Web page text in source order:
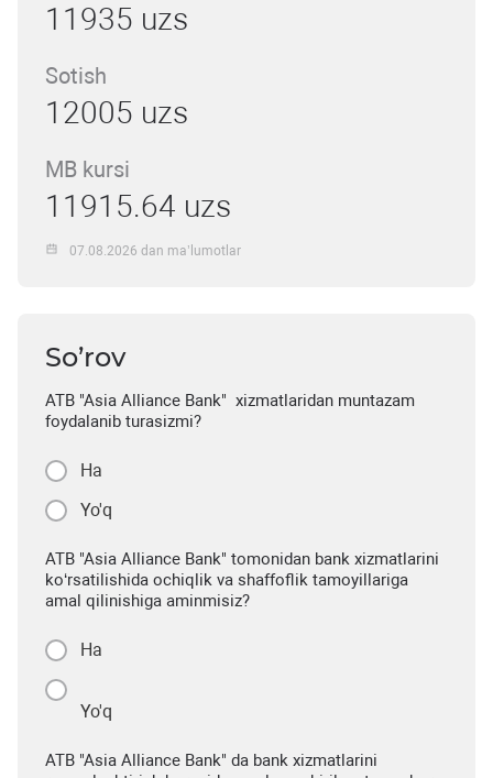
11935 uzs
Sotish
12005 uzs
MB kursi
11915.64 uzs
07.08.2026 dan ma’lumotlar
So’rov
ATB "Asia Alliance Bank" xizmatlaridan muntazam
foydalanib turasizmi?
Ha
Yo'q
ATB "Asia Alliance Bank" tomonidan bank xizmatlarini
ko‘rsatilishida ochiqlik va shaffoflik tamoyillariga
amal qilinishiga aminmisiz?
Ha
Yo'q
ATB "Asia Alliance Bank" da bank xizmatlarini